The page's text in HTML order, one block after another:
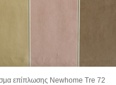
επίπλωσης Newhome Tre 72